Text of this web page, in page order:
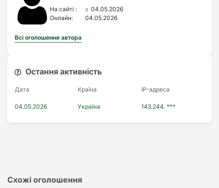
На сайті : з 04.05.2026
Онлайн:
04.05.2026
Всі оголошення автора
Остання активність
Дата Країна IP-адреса
04.05.2026 Україна 143.244. ***
Схожі оголошення